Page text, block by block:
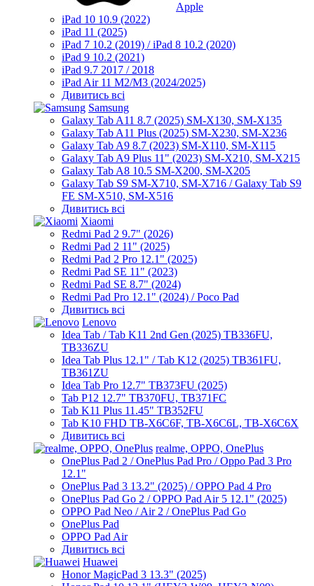
Apple
iPad 10 10.9 (2022)
iPad 11 (2025)
iPad 7 10.2 (2019) / iPad 8 10.2 (2020)
iPad 9 10.2 (2021)
iPad 9.7 2017 / 2018
iPad Air 11 M2/M3 (2024/2025)
Дивитись всі
Samsung
Galaxy Tab A11 8.7 (2025) SM-X130, SM-X135
Galaxy Tab A11 Plus (2025) SM-X230, SM-X236
Galaxy Tab A9 8.7 (2023) SM-X110, SM-X115
Galaxy Tab A9 Plus 11" (2023) SM-X210, SM-X215
Galaxy Tab A8 10.5 SM-X200, SM-X205
Galaxy Tab S9 SM-X710, SM-X716 / Galaxy Tab S9
FE SM-X510, SM-X516
Дивитись всі
Xiaomi
Redmi Pad 2 9.7" (2026)
Redmi Pad 2 11" (2025)
Redmi Pad 2 Pro 12.1" (2025)
Redmi Pad SE 11" (2023)
Redmi Pad SE 8.7" (2024)
Redmi Pad Pro 12.1" (2024) / Poco Pad
Дивитись всі
Lenovo
Idea Tab / Tab K11 2nd Gen (2025) TB336FU,
TB336ZU
Idea Tab Plus 12.1" / Tab K12 (2025) TB361FU,
TB361ZU
Idea Tab Pro 12.7" TB373FU (2025)
Tab P12 12.7" TB370FU, TB371FC
Tab K11 Plus 11.45" TB352FU
Tab K10 FHD TB-X6C6F, TB-X6C6L, TB-X6C6X
Дивитись всі
realme, OPPO, OnePlus
OnePlus Pad 2 / OnePlus Pad Pro / Oppo Pad 3 Pro
12.1"
OnePlus Pad 3 13.2" (2025) / OPPO Pad 4 Pro
OnePlus Pad Go 2 / OPPO Pad Air 5 12.1" (2025)
OPPO Pad Neo / Air 2 / OnePlus Pad Go
OnePlus Pad
OPPO Pad Air
Дивитись всі
Huawei
Honor MagicPad 3 13.3" (2025)